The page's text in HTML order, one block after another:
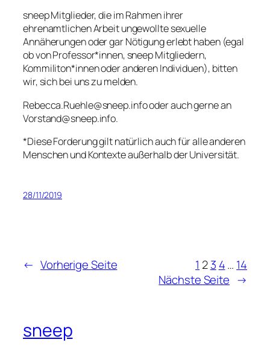
sneep Mitglieder, die im Rahmen ihrer
ehrenamtlichen Arbeit ungewollte sexuelle
Annäherungen oder gar Nötigung erlebt haben (egal
ob von Professor*innen, sneep Mitgliedern,
Kommiliton*innen oder anderen Individuen), bitten
wir, sich bei uns zu melden.
Rebecca.Ruehle@sneep.info oder auch gerne an
Vorstand@sneep.info.
*Diese Forderung gilt natürlich auch für alle anderen
Menschen und Kontexte außerhalb der Universität.
28/11/2019
← Vorherige Seite 1 23 4… 14
Nächste Seite →
sneep